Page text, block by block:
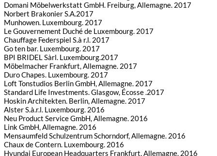
Domani Möbelwerkstatt GmbH. Freiburg, Allemagne. 2017
Norbert Brakonier S.A.2017
Munhowen. Luxembourg. 2017
Le Gouvernement Duché de Luxembourg. 2017
Chauffage Federspiel S.à r.l. 2017
Go ten bar. Luxembourg. 2017
BPI BRIDEL Sàrl. Luxembourg.2017
Möbelmacher Frankfurt, Allemagne. 2017
Duro Chapes. Luxembourg. 2017
Loft Tonstudios Berlin GmbH, Allemagne. 2017
Standard Life Investments. Glasgow, Écosse .2017
Hoskin Architekten. Berlin, Allemagne. 2017
Alster S.à.r.l. Luxembourg. 2016
Neu Product Service GmbH, Allemagne. 2016
Link GmbH, Allemagne. 2016
Mensaumfeld Schulzentrum Schorndorf, Allemagne. 2016
Chaux de Contern. Luxembourg. 2016
Hyundai European Headquarters Frankfurt, Allemagne. 2016